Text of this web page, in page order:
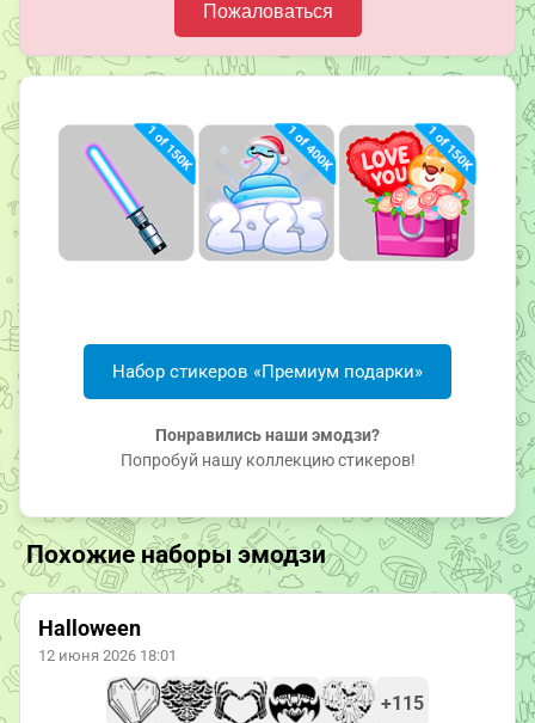
Пожаловаться
Набор стикеров «Премиум подарки»
Понравились наши эмодзи?
Попробуй нашу коллекцию стикеров!
Похожие наборы эмодзи
Halloween
12 июня 2026 18:01
+115